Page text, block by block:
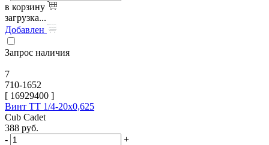
в корзину
загрузка...
Добавлен
Запрос наличия
7
710-1652
[ 16929400 ]
Винт TT 1/4-20х0,625
Cub Cadet
388 руб.
-
+